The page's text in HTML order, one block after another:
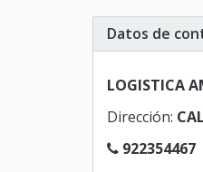
Datos de
LOGISTICA
Dirección:
922354467